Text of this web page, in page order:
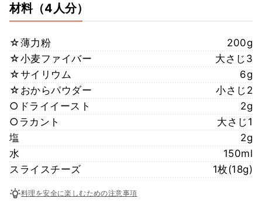
材料（4人分）
☆薄力粉
200g
☆小麦ファイバー
大さじ3
☆サイリウム
6g
☆おからパウダー
小さじ2
○ドライイースト
2g
○ラカント
大さじ1
塩
2g
水
150ml
スライスチーズ
1枚(18g)
料理を安全に楽しむための注意事項